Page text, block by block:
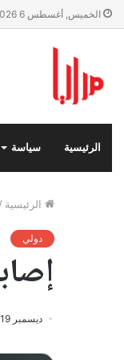
الخميس, أغسطس 6 2026
الرئيسية سياسة
الرئيسية /
دولي
إصابة ٣ فلسطينيين برصاص الاحتلال
ديسمبر 19, 2018